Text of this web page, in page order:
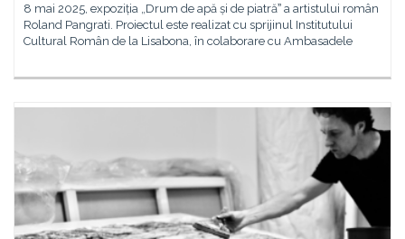
8 mai 2025, expoziția „Drum de apă și de piatrăˮ a artistului român
Roland Pangrati. Proiectul este realizat cu sprijinul Institutului
Cultural Român de la Lisabona, în colaborare cu Ambasadele